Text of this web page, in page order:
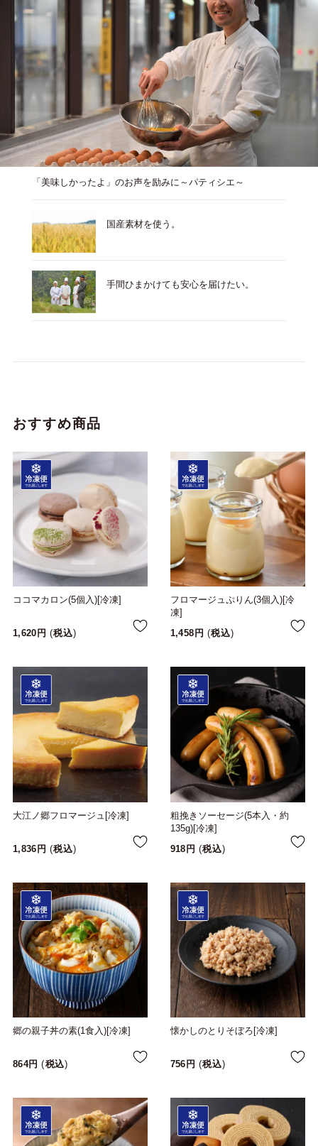
「美味しかったよ」のお声を励みに～パティシエ～
国産素材を使う。
手間ひまかけても安心を届けたい。
おすすめ商品
ココマカロン(5個入)[冷凍]
1,620 税込
フロマージュぷりん(3個入)[冷
凍]
1,458
税込
大江ノ郷フロマージュ[冷凍]
1,836 税込
粗挽きソーセージ(5本入・約
135g)[冷凍]
918
税込
郷の親子丼の素(1食入)[冷凍]
864 税込
懐かしのとりそぼろ[冷凍]
756 税込